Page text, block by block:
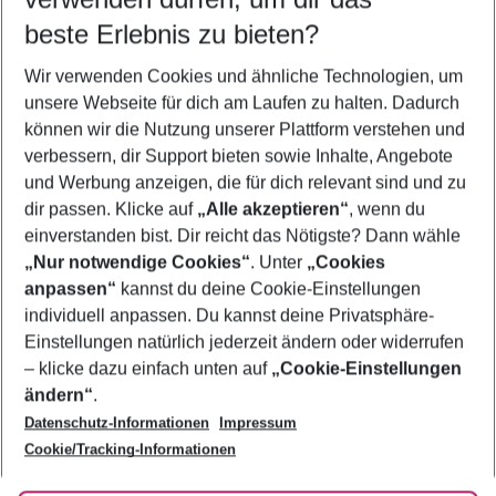
5-8 Nächte
2 Erwachsene Keine Kinder
Mehr Filter anzeigen
Footer
Footer navigation
Über uns
AGB
Bestpreisgarantie
Cookie-Einstellungen ändern
Cookie-Richtlinie
Agenturbetreuung
Barrierefreies Reisen
Folge uns
beste Erlebnis zu bieten?
Wir verwenden Cookies und ähnliche Technologien, um
unsere Webseite für dich am Laufen zu halten. Dadurch
können wir die Nutzung unserer Plattform verstehen und
verbessern, dir Support bieten sowie Inhalte, Angebote
und Werbung anzeigen, die für dich relevant sind und zu
dir passen. Klicke auf „Alle akzeptieren“, wenn du
einverstanden bist. Dir reicht das Nötigste? Dann wähle
„Nur notwendige Cookies“. Unter „Cookies
anpassen“ kannst du deine Cookie-Einstellungen
individuell anpassen. Du kannst deine Privatsphäre-
Einstellungen natürlich jederzeit ändern oder widerrufen
– klicke dazu einfach unten auf „Cookie-Einstellungen
ändern“.
Datenschutz-Informationen
Impressum
Cookie/Tracking-Informationen